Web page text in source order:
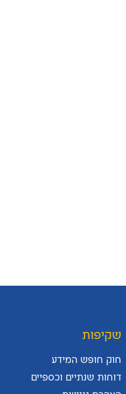
שקיפות
חוק חופש המידע
דוחות שנתיים וכספיים